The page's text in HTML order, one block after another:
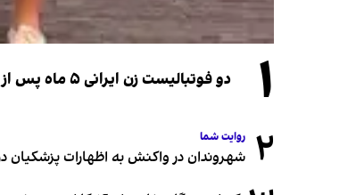
۱ دو فوتبالیست زن ایرانی ۵ ماه پس از پناهندگی، شهروند استرالیا شدند
۲ روایت شما
شهروندان در واکنش به اظهارات پزشکیان